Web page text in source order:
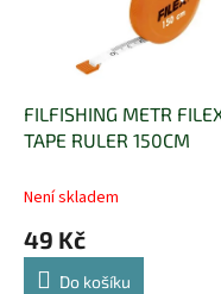
FILFISHING METR
TAPE RULER 150CM
Není skladem
49 Kč
Do košíku